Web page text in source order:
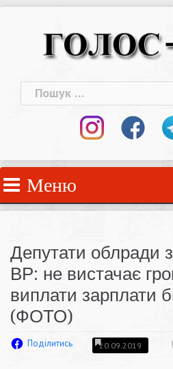
Пошук:
Меню
Депутати облради
ВР: не вистачає
виплати зарплати
(ФОТО)
Поділитись 20.09.2019